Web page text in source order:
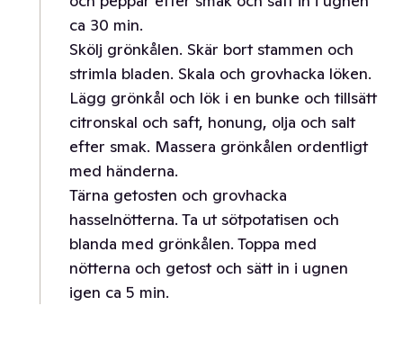
ca 30 min.
Skölj grönkålen. Skär bort stammen och
strimla bladen. Skala och grovhacka löken.
Lägg grönkål och lök i en bunke och tillsätt
citronskal och saft, honung, olja och salt
efter smak. Massera grönkålen ordentligt
med händerna.
Tärna getosten och grovhacka
hasselnötterna. Ta ut sötpotatisen och
blanda med grönkålen. Toppa med
nötterna och getost och sätt in i ugnen
igen ca 5 min.